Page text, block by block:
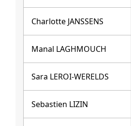
Charlotte JANSSENS
Manal LAGHMOUCH
Sara LEROI-WERELDS
Sebastien LIZIN